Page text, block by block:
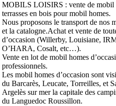
MOBILS LOISIRS : vente de mobil
terrasses en bois pour mobil homes.
Nous proposons le transport de nos
et la catalogne.Achat et vente de
d’occasion (Willerby, Louisiane,
O’HARA, Cosalt, etc…).
Vente en lot de mobil homes
professionnels.
Les mobil homes d’occasion sont
du Barcarès, Leucate, Torreilles, et
Argelès sur mer la capitale des
du Languedoc Roussillon.